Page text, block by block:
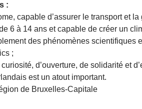
:
capable d’assurer le transport et
6 à 14 ans et capable de créer un
des phénomènes scientifiques
;
d’ouverture, de solidarité et
est un atout important.
de Bruxelles-Capitale